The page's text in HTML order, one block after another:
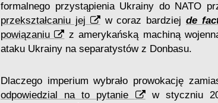
formalnego przystąpienia Ukrainy do NATO
przekształcaniu jej
w coraz bardziejde
powiązaniu
z amerykańską machiną
ataku Ukrainy na separatystów z Donbasu.
Dlaczego imperium wybrało prowokację
odpowiedzial na to pytanie
w styczniu